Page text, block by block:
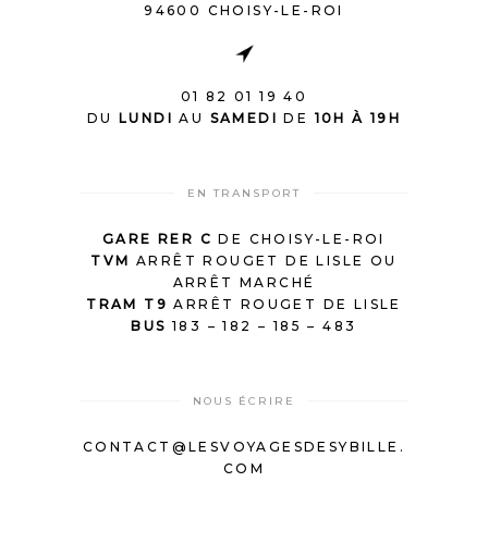
94600 CHOISY-LE-ROI
01 82 01 19 40
DU
LUNDI AU SAMEDI DE 10H À 19H
EN TRANSPORT
GARE RER C DE CHOISY-LE-ROI
TVM ARRÊT ROUGET DE LISLE OU
ARRÊT MARCHÉ
TRAM T9 ARRÊT ROUGET DE LISLE
BUS 183 – 182 – 185 – 483
NOUS ÉCRIRE
CONTACT@LESVOYAGESDESYBILLE.
COM